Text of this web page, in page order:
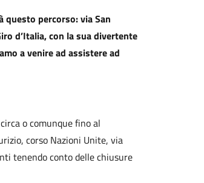
percorso: via San
d’Italia, con la sua divertente
a venire ad assistere ad
o comunque fino al
corso Nazioni Unite, via
tenendo conto delle chiusure